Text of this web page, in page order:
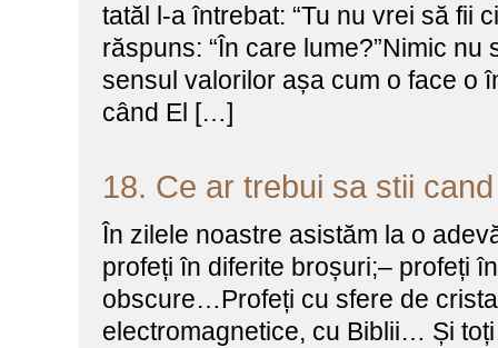
tatăl l-a întrebat: “Tu nu vrei să fii
răspuns: “În care lume?”Nimic nu
sensul valorilor așa cum o face o
când El […]
18. Ce ar trebui sa stii
În zilele noastre asistăm la o
profeți în diferite broșuri;– profeți
obscure…Profeți cu sfere de
electromagnetice, cu Biblii… Și